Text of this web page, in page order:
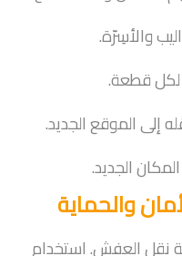
والحماية
نقل العفش. استخدام